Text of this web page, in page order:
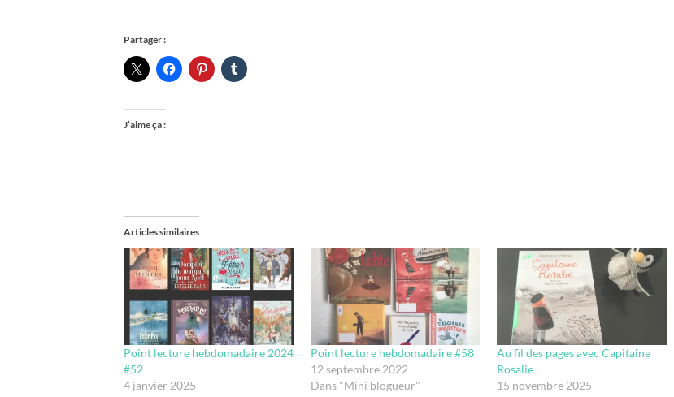
Partager :
J’aime ça :
Articles similaires
Point lecture hebdomadaire 2024
#52
4 janvier 2025
Point lecture hebdomadaire #58
12 septembre 2022
Dans "Mini blogueur"
Au fil des pages avec Capitaine
Rosalie
15 novembre 2025